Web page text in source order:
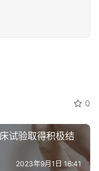
0
试验取得积极结
2023年9月1日 16:41